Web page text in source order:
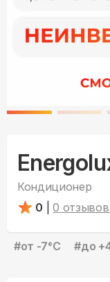
Кондиционер
0
0
#от -7°С #до